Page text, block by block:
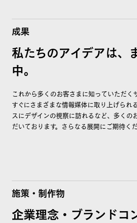
成果
私たちのアイデアは、
中。
これから多くのお客さまに知っていただく
すぐにさまざまな情報媒体に取り上げられ
スにデザインの視察に訪れるなど、多くの
だいております。さらなる展開にご期待くだ
施策・制作物
企業理念・ブランドコ